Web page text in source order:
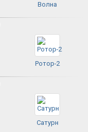
Волна
Ротор-2
Сатурн